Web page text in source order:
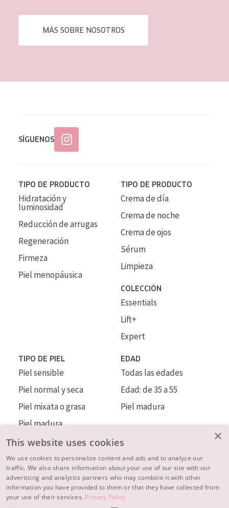
Piel expuesta al sol
Piel menopáusica
Todas las edades
MÁS SOBRE NOSOTROS
SÍGUENOS
TIPO DE PRODUCTO
Hidratación y
luminosidad
Reducción de arrugas
Regeneración
Firmeza
Piel menopáusica
TIPO DE PRODUCTO
Crema de día
Crema de noche
Crema de ojos
Sérum
Limpieza
COLECCIÓN
Essentials
Lift+
Expert
TIPO DE PIEL
Piel sensible
Piel normal y seca
Piel mixata o grasa
Piel madura
Piel expuesta al sol
Piel menopáusica
EDAD
Todas las edades
Edad: de 35 a 55
Piel madura
MÁS SOBRE NOSOTROS
INSPIRACIÓN
×
This website uses cookies
We use cookies to personalize content and ads and to analyze our
traffic. We also share information about your use of our site with our
advertising and analytics partners who may combine it with other
information you have provided to them or that they have collected from
your use of their services. Privacy Policy